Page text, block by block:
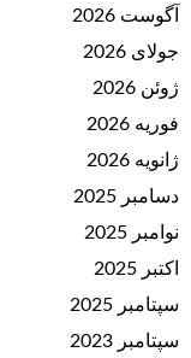
آگوست 2026
جولای 2026
ژوئن 2026
فوریه 2026
ژانویه 2026
دسامبر 2025
نوامبر 2025
اکتبر 2025
سپتامبر 2025
سپتامبر 2023